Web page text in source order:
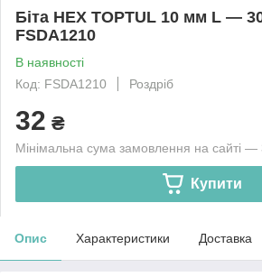
Біта HEX TOPTUL 10 мм L —
FSDA1210
В наявності
Код: FSDA1210
Роздріб
32 ₴
Мінімальна сума замовлення на сайті —
Купити
Опис Характеристики Доставка